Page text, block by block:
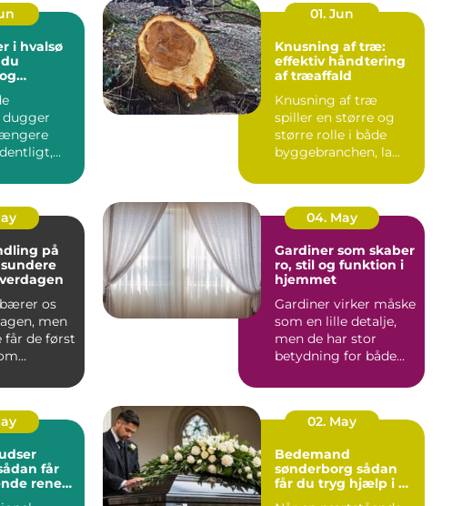
i hvalsø
01. Jun
Knusning af træ:
effektiv håndtering
af træaffald
Knusning af træ
spiller en større og
større rolle i både
byggebranchen, la...
på
os
men
får de først
04. May
Gardiner som skaber
ro, stil og funktion i
hjemmet
Gardiner virker måske
som en lille detalje,
men de har stor
betydning for både
rene
02. May
Bedemand
sønderborg sådan
får du tryg hjælp i en